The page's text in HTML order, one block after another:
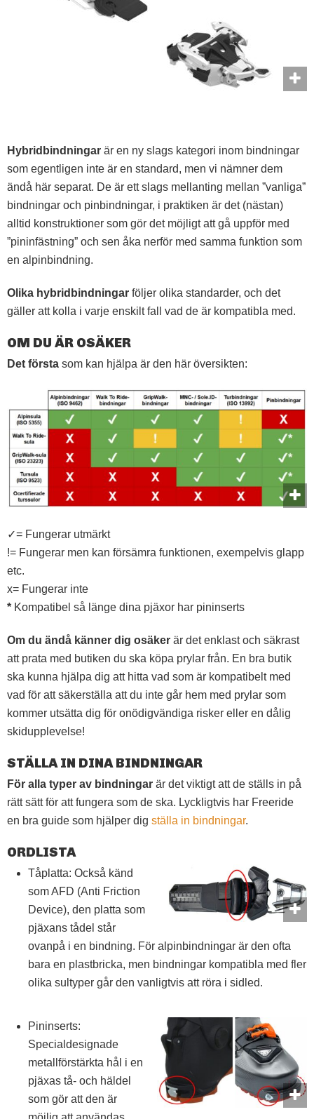
Hybridbindningar är en ny slags kategori inom bindningar
som egentligen inte är en standard, men vi nämner dem
ändå här separat. De är ett slags mellanting mellan ”vanliga”
bindningar och pinbindningar, i praktiken är det (nästan)
alltid konstruktioner som gör det möjligt att gå uppför med
”pininfästning” och sen åka nerför med samma funktion som
en alpinbindning.
Olika hybridbindningar följer olika standarder, och det
gäller att kolla i varje enskilt fall vad de är kompatibla med.
OM DU ÄR OSÄKER
Det första som kan hjälpa är den här översikten:
✓= Fungerar utmärkt
!= Fungerar men kan försämra funktionen, exempelvis glapp
etc.
x= Fungerar inte
* Kompatibel så länge dina pjäxor har pininserts
Om du ändå känner dig osäker är det enklast och säkrast
att prata med butiken du ska köpa prylar från. En bra butik
ska kunna hjälpa dig att hitta vad som är kompatibelt med
vad för att säkerställa att du inte går hem med prylar som
kommer utsätta dig för onödigvändiga risker eller en dålig
skidupplevelse!
STÄLLA IN DINA BINDNINGAR
För alla typer av bindningar är det viktigt att de ställs in på
rätt sätt för att fungera som de ska. Lyckligtvis har Freeride
en bra guide som hjälper dig ställa in bindningar.
ORDLISTA
Tåplatta: Också känd
som AFD (Anti Friction
Device), den platta som
pjäxans tådel står
ovanpå i en bindning. För alpinbindningar är den ofta
bara en plastbricka, men bindningar kompatibla med fler
olika sultyper går den vanligtvis att röra i sidled.
Pininserts:
Specialdesignade
metallförstärkta hål i en
pjäxas tå- och häldel
som gör att den är